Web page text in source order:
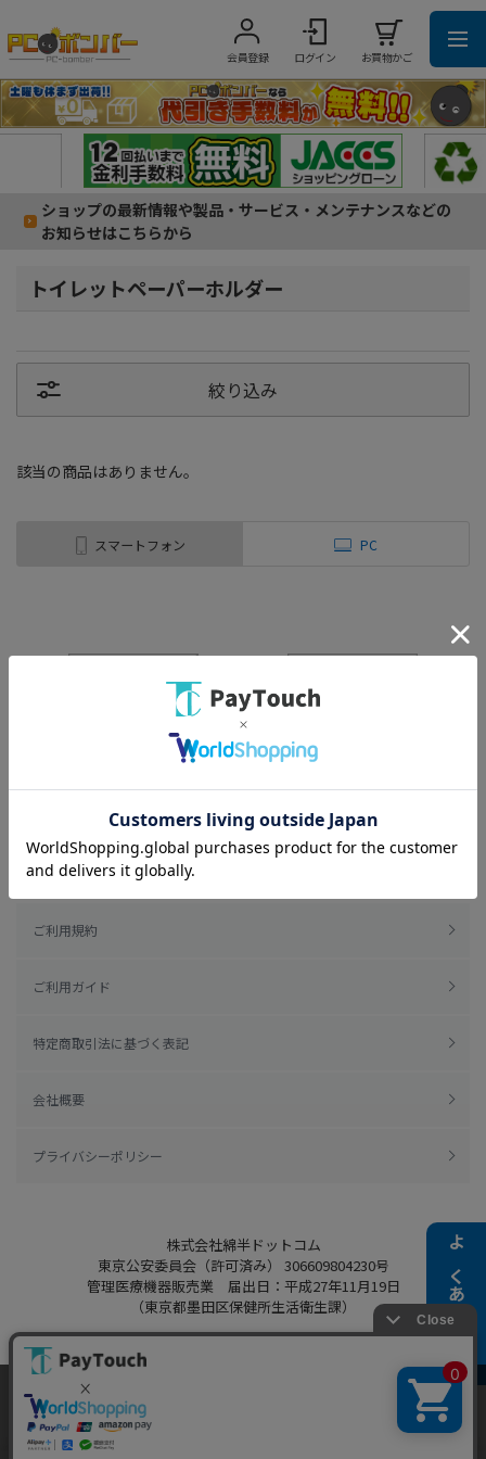
会員登録 ログイン お買物かご
ショップの最新情報や製品・サービス・メンテナンスなどの
お知らせはこちらから
よくある質問
トイレットペーパーホルダー
絞り込み
該当の商品はありません。
スマートフォン PC
ご利用規約
ご利用ガイド
特定商取引法に基づく表記
会社概要
プライバシーポリシー
株式会社綿半ドットコム
東京公安委員会（許可済み） 306609804230号
管理医療機器販売業 届出日：平成27年11月19日
（東京都墨田区保健所生活衛生課）
Copyright 2022
Powered by Watahan Partners Co., Ltd.
当ウェブサイトでは、お客様により良いサービス
をご提供するため、クッキーを利用しています。
サイト利用を継続することにより、クッキーの使
同意する